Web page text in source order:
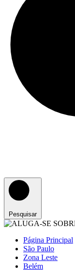
Pesquisar
Página Principal
São Paulo
Zona Leste
Belém